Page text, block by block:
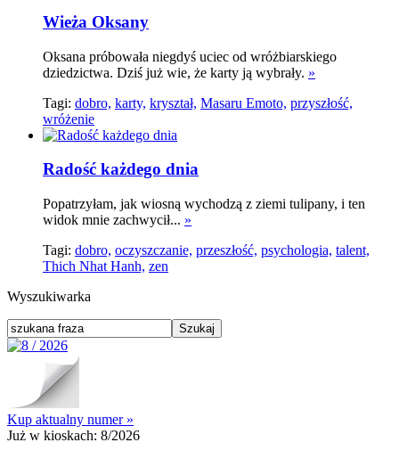
Wieża Oksany
Oksana próbowała niegdyś uciec od wróżbiarskiego
dziedzictwa. Dziś już wie, że karty ją wybrały. »
Tagi: dobro, karty, kryształ, Masaru Emoto, przyszłość,
wróżenie
Radość każdego dnia
Popatrzyłam, jak wiosną wychodzą z ziemi tulipany, i ten
widok mnie zachwycił... »
Tagi: dobro, oczyszczanie, przeszłość, psychologia, talent,
Thich Nhat Hanh, zen
Wyszukiwarka
Kup aktualny numer »
Już w kioskach: 8/2026